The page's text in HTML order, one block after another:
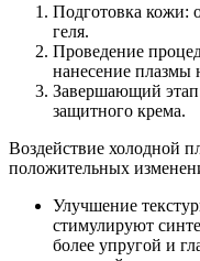
Подготовка кожи:
геля.
Проведение
нанесение плазмы
Завершающий
защитного крема.
Воздействие холодной
положительных
Улучшение
стимулируют
более упругой и